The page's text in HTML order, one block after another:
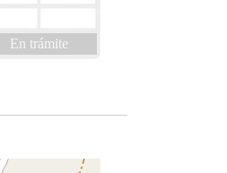
En trámite